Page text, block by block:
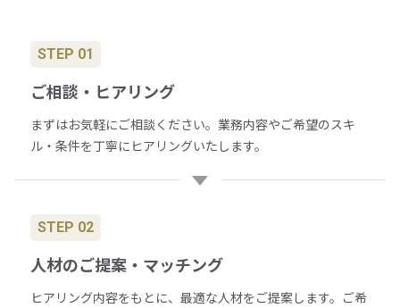
STEP 01
ご相談・ヒアリング
まずはお気軽にご相談ください。業務内容やご希望のスキ
ル・条件を丁寧にヒアリングいたします。
STEP 02
人材のご提案・マッチング
ヒアリング内容をもとに、最適な人材をご提案します。ご希